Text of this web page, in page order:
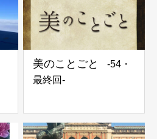
美のことごと
-54・
最終回-